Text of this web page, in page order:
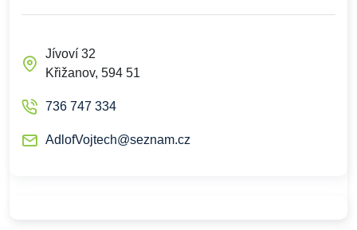
Jívoví 32
Křižanov, 594 51
736 747 334
AdlofVojtech@seznam.cz